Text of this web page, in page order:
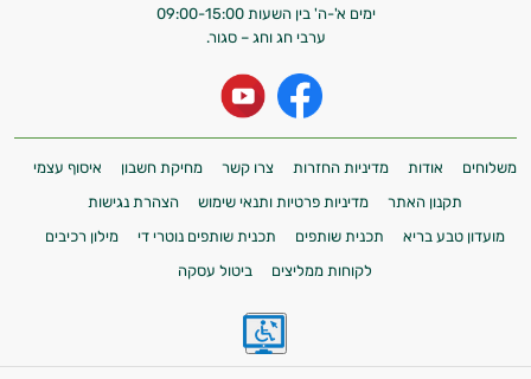
ימים א'-ה' בין השעות 09:00-15:00
ערבי חג וחג – סגור.
משלוחים אודות מדיניות החזרות צרו קשר מחיקת חשבון
איסוף עצמי
תקנון האתר
מדיניות פרטיות ותנאי שימוש
הצהרת נגישות
מועדון טבע בריא
תכנית שותפים תכנית שותפים נוטרי די
מילון רכיבים
לקוחות ממליצים
ביטול עסקה